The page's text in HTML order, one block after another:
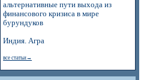
альтернативные пути выхода из
финансового кризиса в мире
бурундуков
Индия. Агра
все статьи→